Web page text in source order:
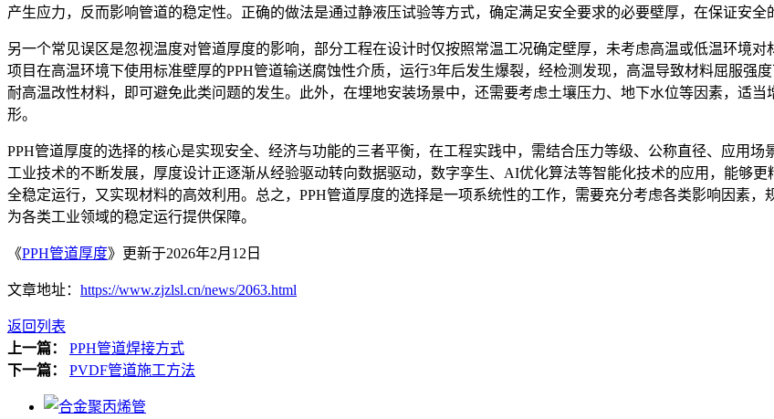
产生应力，反而影响管道的稳定性。正确的做法是通过静液压试验等方式，确定满足安全要求的必要壁厚，在保证安全
另一个常见误区是忽视温度对管道厚度的影响，部分工程在设计时仅按照常温工况确定壁厚，未考虑高温或低温环境
项目在高温环境下使用标准壁厚的PPH管道输送腐蚀性介质，运行3年后发生爆裂，经检测发现，高温导致材料屈服强
耐高温改性材料，即可避免此类问题的发生。此外，在埋地安装场景中，还需要考虑土壤压力、地下水位等因素，适
形。
PPH管道厚度的选择的核心是实现安全、经济与功能的三者平衡，在工程实践中，需结合压力等级、公称直径、应用
工业技术的不断发展，厚度设计正逐渐从经验驱动转向数据驱动，数字孪生、AI优化算法等智能化技术的应用，能够
全稳定运行，又实现材料的高效利用。总之，PPH管道厚度的选择是一项系统性的工作，需要充分考虑各类影响因素
为各类工业领域的稳定运行提供保障。
《PPH管道厚度》更新于2026年2月12日
文章地址： https://www.zjzlsl.cn/news/2063.html
返回列表
上一篇：
PPH管道焊接方式
下一篇：
PVDF管道施工方法